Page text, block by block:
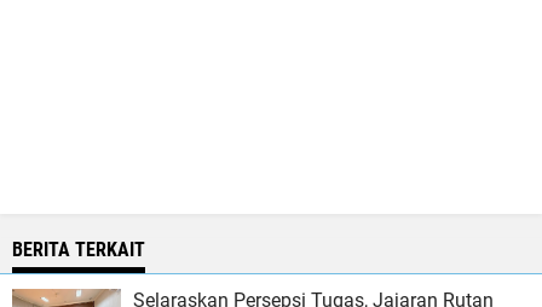
BERITA TERKAIT
Selaraskan Persepsi Tugas, Jajaran Rutan